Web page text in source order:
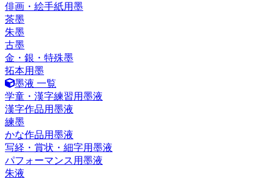
俳画・絵手紙用墨
茶墨
朱墨
古墨
金・銀・特殊墨
拓本用墨
墨液 一覧
学童・漢字練習用墨液
漢字作品用墨液
練墨
かな作品用墨液
写経・賞状・細字用墨液
パフォーマンス用墨液
朱液